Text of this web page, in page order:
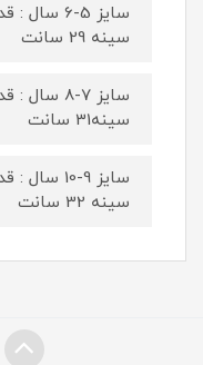
سینه 29 سانت
سینه31 سانت
سینه 32 سانت